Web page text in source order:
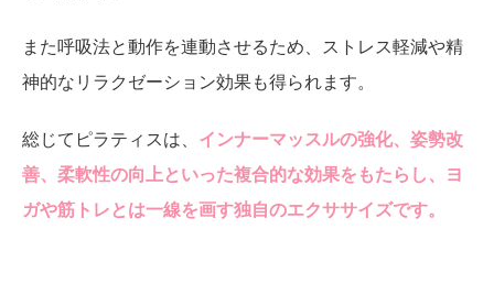
また呼吸法と動作を連動させるため、ストレス軽減や精
神的なリラクゼーション効果も得られます。
総じてピラティスは、 インナーマッスルの強化、姿勢改
善、柔軟性の向上といった複合的な効果をもたらし、ヨ
ガや筋トレとは一線を画す独自のエクササイズです。